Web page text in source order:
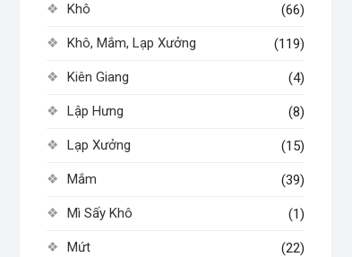
Khô (66)
Khô, Mắm, Lạp Xưởng (119)
Kiên Giang (4)
Lập Hưng (8)
Lạp Xưởng (15)
Mắm (39)
Mì Sấy Khô (1)
Mứt (22)